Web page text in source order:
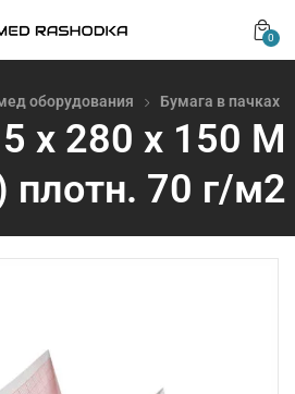
0
оборудования Бумага в пачках
х 280 х 150 М
плотн. 70 г/м2